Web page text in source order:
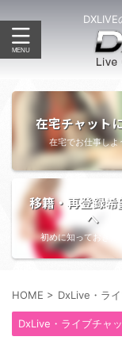
在宅チャット
在宅でお仕事しよ
移籍・再登録希
へ
初めに知っておきた
HOME > DxLive・ラ
DxLive・ライブチャ